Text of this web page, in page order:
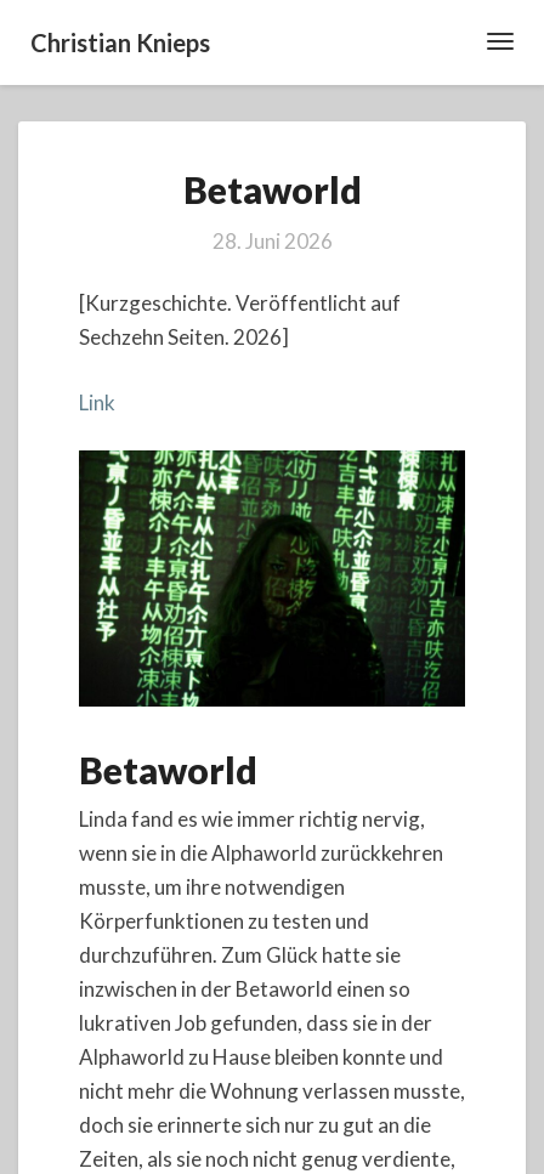
Christian Knieps
Betaworld
28. Juni 2026
[Kurzgeschichte. Veröffentlicht auf
Sechzehn Seiten. 2026]
Link
Betaworld
Linda fand es wie immer richtig nervig,
wenn sie in die Alphaworld zurückkehren
musste, um ihre notwendigen
Körperfunktionen zu testen und
durchzuführen. Zum Glück hatte sie
inzwischen in der Betaworld einen so
lukrativen Job gefunden, dass sie in der
Alphaworld zu Hause bleiben konnte und
nicht mehr die Wohnung verlassen musste,
doch sie erinnerte sich nur zu gut an die
Zeiten, als sie noch nicht genug verdiente,